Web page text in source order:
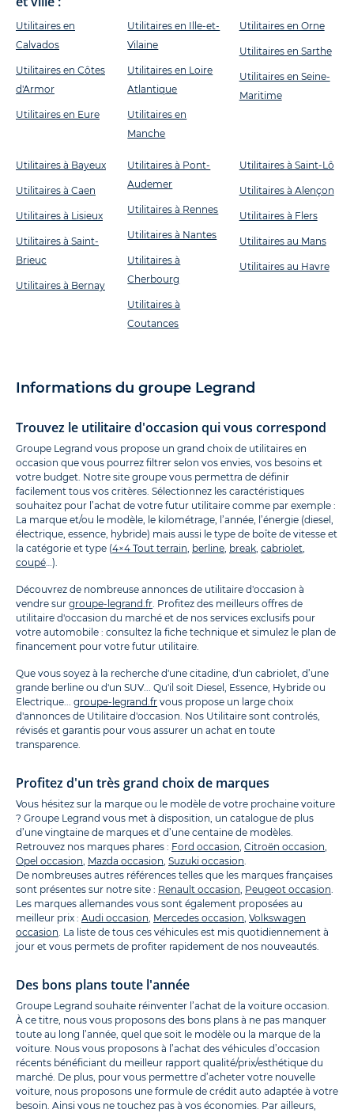
Utilitaires en
Calvados
Utilitaires en Côtes
d'Armor
Utilitaires en Eure
Utilitaires en Ille-et-
Vilaine
Utilitaires en Loire
Atlantique
Utilitaires en
Manche
Utilitaires en Orne
Utilitaires en Sarthe
Utilitaires en Seine-
Maritime
Utilitaires à Bayeux
Utilitaires à Caen
Utilitaires à Lisieux
Utilitaires à Saint-
Brieuc
Utilitaires à Bernay
Utilitaires à Pont-
Audemer
Utilitaires à Rennes
Utilitaires à Nantes
Utilitaires à
Cherbourg
Utilitaires à
Coutances
Utilitaires à Saint-Lô
Utilitaires à Alençon
Utilitaires à Flers
Utilitaires au Mans
Utilitaires au Havre
Informations du groupe Legrand
Trouvez le utilitaire d'occasion qui vous correspond
Groupe Legrand vous propose un grand choix de utilitaires en
occasion que vous pourrez filtrer selon vos envies, vos besoins et
votre budget. Notre site groupe vous permettra de définir
facilement tous vos critères. Sélectionnez les caractéristiques
souhaitez pour l’achat de votre futur utilitaire comme par exemple :
La marque et/ou le modèle, le kilométrage, l’année, l’énergie (diesel,
électrique, essence, hybride) mais aussi le type de boîte de vitesse et
la catégorie et type (4×4 Tout terrain, berline, break, cabriolet,
coupé…).
Découvrez de nombreuse annonces de utilitaire d'occasion à
vendre sur groupe-legrand.fr. Profitez des meilleurs offres de
utilitaire d'occasion du marché et de nos services exclusifs pour
votre automobile : consultez la fiche technique et simulez le plan de
financement pour votre futur utilitaire.
Que vous soyez à la recherche d'une citadine, d'un cabriolet, d’une
grande berline ou d'un SUV... Qu'il soit Diesel, Essence, Hybride ou
Electrique... groupe-legrand.fr vous propose un large choix
d'annonces de Utilitaire d'occasion. Nos Utilitaire sont controlés,
révisés et garantis pour vous assurer un achat en toute
transparence.
Profitez d'un très grand choix de marques
Vous hésitez sur la marque ou le modèle de votre prochaine voiture
? Groupe Legrand vous met à disposition, un catalogue de plus
d’une vingtaine de marques et d’une centaine de modèles.
Retrouvez nos marques phares : Ford occasion, Citroën occasion,
Opel occasion, Mazda occasion, Suzuki occasion.
De nombreuses autres références telles que les marques françaises
sont présentes sur notre site : Renault occasion, Peugeot occasion.
Les marques allemandes vous sont également proposées au
meilleur prix : Audi occasion, Mercedes occasion, Volkswagen
occasion. La liste de tous ces véhicules est mis quotidiennement à
jour et vous permets de profiter rapidement de nos nouveautés.
Des bons plans toute l'année
Groupe Legrand souhaite réinventer l’achat de la voiture occasion.
À ce titre, nous vous proposons des bons plans à ne pas manquer
toute au long l’année, quel que soit le modèle ou la marque de la
voiture. Nous vous proposons à l’achat des véhicules d’occasion
récents bénéficiant du meilleur rapport qualité/prix/esthétique du
marché. De plus, pour vous permettre d’acheter votre nouvelle
voiture, nous proposons une formule de crédit auto adaptée à votre
besoin. Ainsi vous ne touchez pas à vos économies. Par ailleurs,